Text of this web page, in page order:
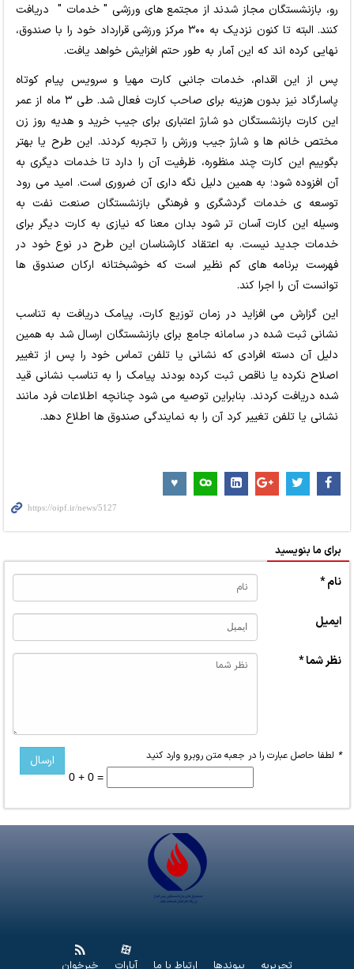
رو، بازنشستگان مجاز شدند از مجتمع های ورزشی " خدمات " دریافت
کنند. البته تا کنون نزدیک به ۳۰۰ مرکز ورزشی قرارداد خود را با صندوق،
نهایی کرده اند که این آمار به طور حتم افزایش خواهد یافت.
پس از این اقدام، خدمات جانبی کارت مهیا و سرویس پیام کوتاه
پاسارگاد نیز بدون هزینه برای صاحب کارت فعال شد. طی ۳ ماه از عمر
این کارت بازنشستگان دو شارژ اعتباری برای جیب خرید و هدیه روز زن
مختص خانم ها و شارژ جیب ورزش را تجربه کردند. این طرح یا بهتر
بگوییم این کارت چند منظوره، ظرفیت آن را دارد تا خدمات دیگری به
آن افزوده شود؛ به همین دلیل نگه داری آن ضروری است. امید می رود
توسعه ی خدمات گردشگری و فرهنگی بازنشستگان صنعت نفت به
وسیله این کارت آسان تر شود بدان معنا که نیازی به کارت دیگر برای
خدمات جدید نیست. به اعتقاد کارشناسان این طرح در نوع خود در
فهرست برنامه های کم نظیر است که خوشبختانه ارکان صندوق ها
توانست آن را اجرا کند.
این گزارش می افزاید در زمان توزیع کارت، پیامک دریافت به تناسب
نشانی ثبت شده در سامانه جامع برای بازنشستگان ارسال شد به همین
دلیل آن دسته افرادی که نشانی یا تلفن تماس خود را پس از تغییر
اصلاح نکرده یا ناقص ثبت کرده بودند پیامک را به تناسب نشانی قید
شده دریافت کردند. بنابراین توصیه می شود چنانچه اطلاعات فرد مانند
نشانی یا تلفن تغییر کرد آن را به نمایندگی صندوق ها اطلاع دهد.
برای ما بنویسید
نام *
ایمیل
نظر شما *
* لطفا حاصل عبارت را در جعبه متن روبرو وارد کنید
0 + 0 =